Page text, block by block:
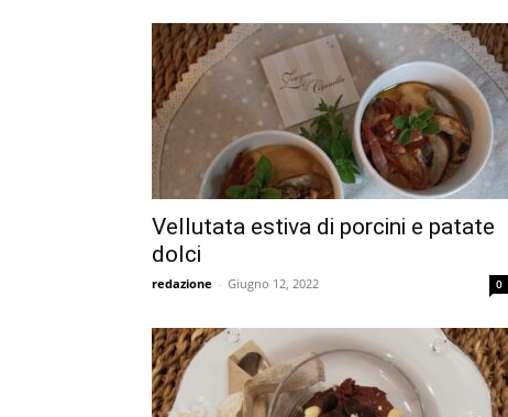
Vellutata estiva di porcini e patate
dolci
redazione - Giugno 12, 2022 0